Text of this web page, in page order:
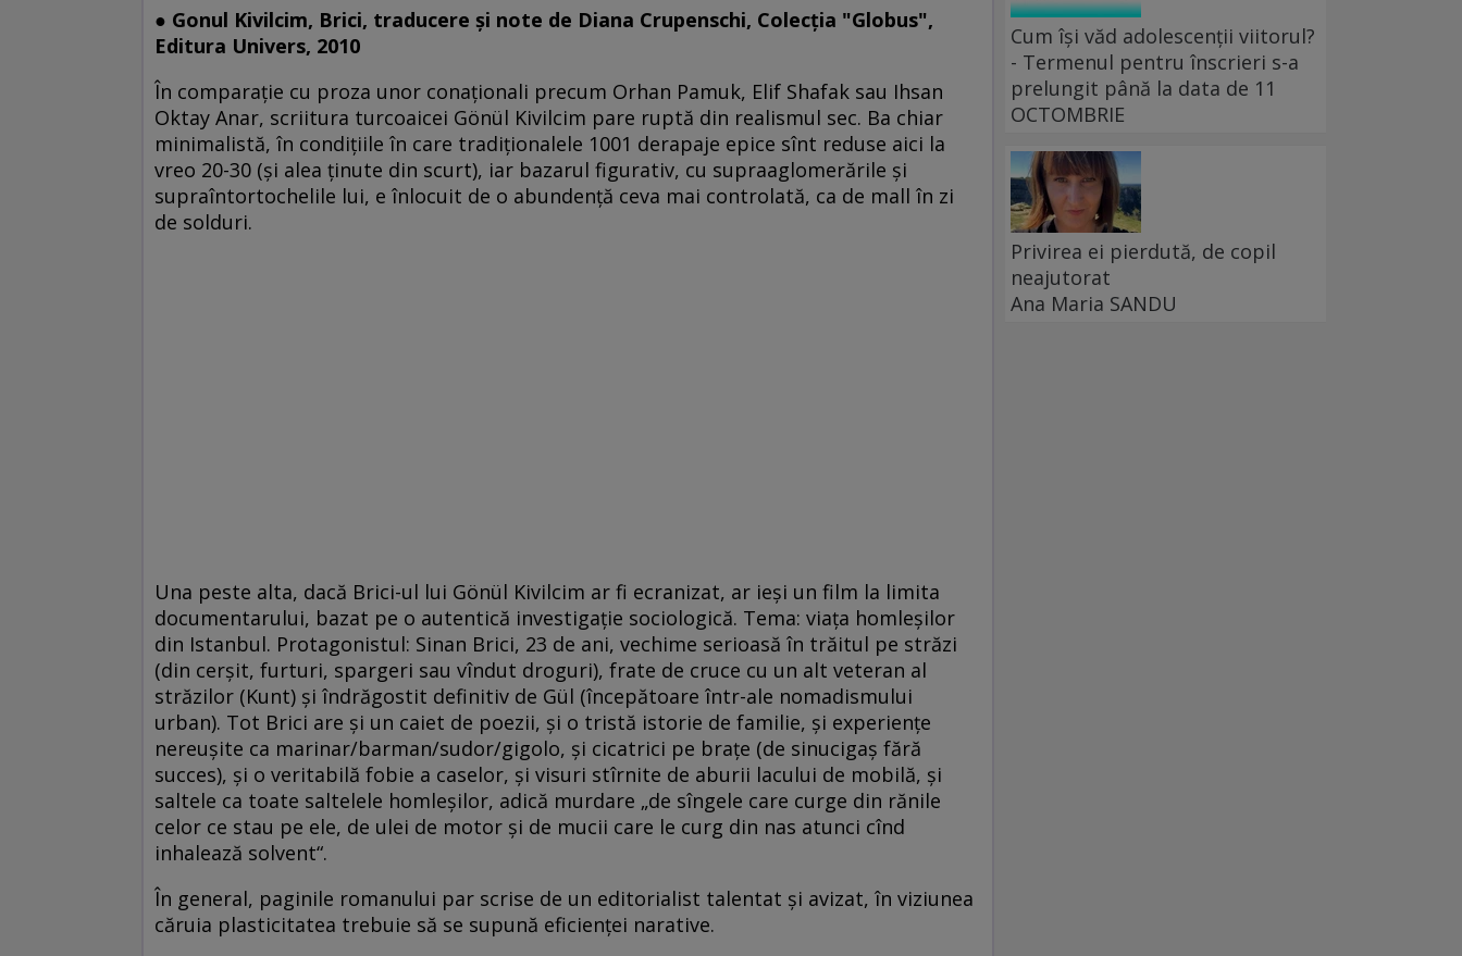
● Gonul Kivilcim, Brici, traducere şi note de Diana Crupenschi, Colecţia "Globus",
Editura Univers, 2010
În comparaţie cu proza unor conaţionali precum Orhan Pamuk, Elif Shafak sau Ihsan
Oktay Anar, scriitura turcoaicei Gönül Kivilcim pare ruptă din realismul sec. Ba chiar
minimalistă, în condiţiile în care tradiţionalele 1001 derapaje epice sînt reduse aici la
vreo 20-30 (şi alea ţinute din scurt), iar bazarul figurativ, cu supraaglomerările şi
supraîntortochelile lui, e înlocuit de o abundenţă ceva mai controlată, ca de mall în zi
de solduri.
Una peste alta, dacă Brici-ul lui Gönül Kivilcim ar fi ecranizat, ar ieşi un film la limita
documentarului, bazat pe o autentică investigaţie sociologică. Tema: viaţa homleşilor
din Istanbul. Protagonistul: Sinan Brici, 23 de ani, vechime serioasă în trăitul pe străzi
(din cerşit, furturi, spargeri sau vîndut droguri), frate de cruce cu un alt veteran al
străzilor (Kunt) şi îndrăgostit definitiv de Gül (începătoare într-ale nomadismului
urban). Tot Brici are şi un caiet de poezii, şi o tristă istorie de familie, şi experienţe
nereuşite ca marinar/barman/sudor/gigolo, şi cicatrici pe braţe (de sinucigaş fără
succes), şi o veritabilă fobie a caselor, şi visuri stîrnite de aburii lacului de mobilă, şi
saltele ca toate saltelele homleşilor, adică murdare „de sîngele care curge din rănile
celor ce stau pe ele, de ulei de motor şi de mucii care le curg din nas atunci cînd
inhalează solvent“.
În general, paginile romanului par scrise de un editorialist talentat şi avizat, în viziunea
căruia plasticitatea trebuie să se supună eficienţei narative.
Cum își văd adolescenții viitorul?
- Termenul pentru înscrieri s-a
prelungit până la data de 11
OCTOMBRIE
Privirea ei pierdută, de copil
neajutorat
Ana Maria SANDU